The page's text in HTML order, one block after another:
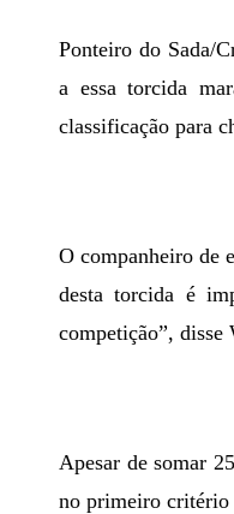
Ponteiro do Sada/
a essa torcida
classificação para
O companheiro de
desta torcida é
competição”, disse
Apesar de somar
no primeiro critério